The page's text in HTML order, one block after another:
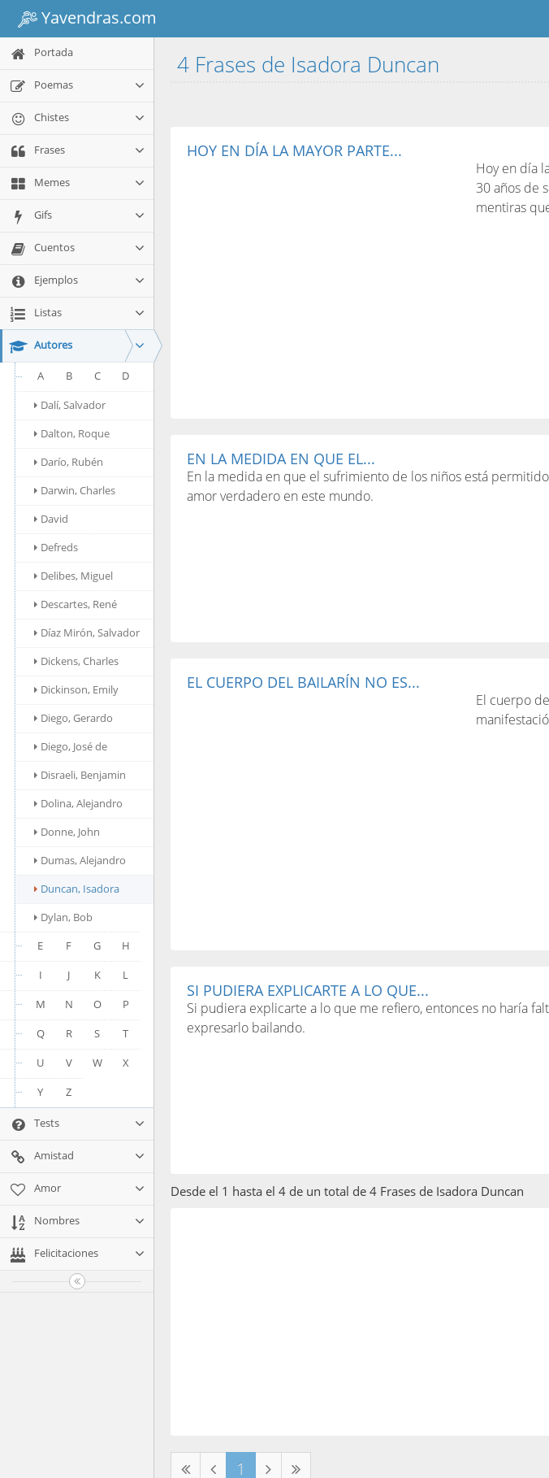
Yavendras.com
Portada
Poemas
Chistes
Frases
Memes
Gifs
Cuentos
Ejemplos
Listas
Autores
A B C
D
Dalí, Salvador
Dalton, Roque
Darío, Rubén
Darwin, Charles
David
Defreds
Delibes, Miguel
Descartes, René
Díaz Mirón, Salvador
Dickens, Charles
Dickinson, Emily
Diego, Gerardo
Diego, José de
Disraeli, Benjamin
Dolina, Alejandro
Donne, John
Dumas, Alejandro
Duncan, Isadora
Dylan, Bob
E
F G
H
I
J K
L
M
N O
P
Q
R S
T
U
V W
X
Y
Z
Tests
Amistad
Amor
Nombres
Felicitaciones
4 Frases de Isadora Duncan
HOY EN DÍA LA MAYOR PARTE...
Hoy en día
30 años de
mentiras
EN LA MEDIDA EN QUE EL...
En la medida en que el sufrimiento de los niños está
amor verdadero en este mundo.
EL CUERPO DEL BAILARÍN NO ES...
El cuerpo
SI PUDIERA EXPLICARTE A LO QUE...
Si pudiera explicarte a lo que me refiero, entonces no haría
expresarlo bailando.
Desde el 1 hasta el 4 de un total de 4 Frases de Isadora Duncan
1